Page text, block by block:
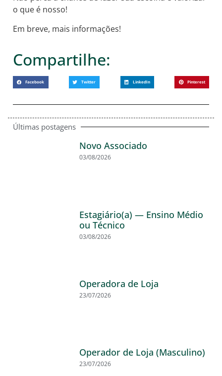
o que é nosso!
Em breve, mais informações!
Compartilhe:
Facebook Twitter LinkedIn Pinterest
Últimas postagens
Novo Associado
03/08/2026
Estagiário(a) — Ensino Médio
ou Técnico
03/08/2026
Operadora de Loja
23/07/2026
Operador de Loja (Masculino)
23/07/2026